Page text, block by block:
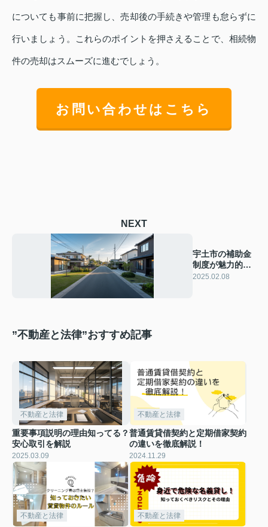
についても事前に把握し、売却後の手続きや管理も怠らずに
行いましょう。これらのポイントを押さえることで、相続物
件の売却はスムーズに進むでしょう。
お問い合わせはこちら
NEXT
宇土市の補助金
制度が魅力的！
引越しのステッ
2025.02.08
”不動産と法律”おすすめ記事
不動産と法律
重要事項説明の理由知ってる？
安心取引を解説
2025.03.09
不動産と法律
普通賃貸借契約と定期借家契約
の違いを徹底解説！
2024.11.29
不動産と法律 不動産と法律